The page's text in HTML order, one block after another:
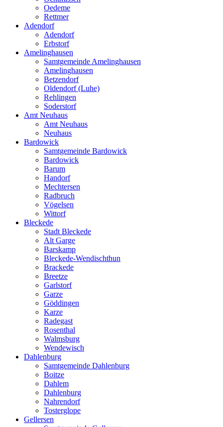
Oedeme
Rettmer
Adendorf
Adendorf
Erbstorf
Amelinghausen
Samtgemeinde Amelinghausen
Amelinghausen
Betzendorf
Oldendorf (Luhe)
Rehlingen
Soderstorf
Amt Neuhaus
Amt Neuhaus
Neuhaus
Bardowick
Samtgemeinde Bardowick
Bardowick
Barum
Handorf
Mechtersen
Radbruch
Vögelsen
Wittorf
Bleckede
Stadt Bleckede
Alt Garge
Barskamp
Bleckede-Wendischthun
Brackede
Breetze
Garlstorf
Garze
Göddingen
Karze
Radegast
Rosenthal
Walmsburg
Wendewisch
Dahlenburg
Samtgemeinde Dahlenburg
Boitze
Dahlem
Dahlenburg
Nahrendorf
Tosterglope
Gellersen